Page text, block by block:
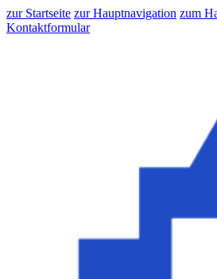
zur Startseite zur Hauptnavigation zum
Kontaktformular